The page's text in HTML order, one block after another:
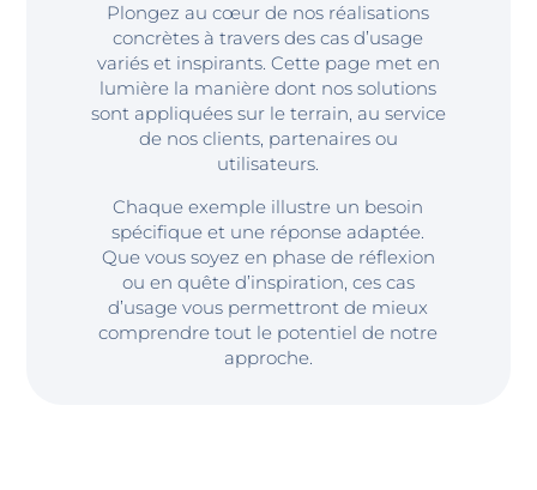
Plongez au cœur de nos réalisations
concrètes à travers des cas d’usage
variés et inspirants. Cette page met en
lumière la manière dont nos solutions
sont appliquées sur le terrain, au service
de nos clients, partenaires ou
utilisateurs.
Chaque exemple illustre un besoin
spécifique et une réponse adaptée.
Que vous soyez en phase de réflexion
ou en quête d’inspiration, ces cas
d’usage vous permettront de mieux
comprendre tout le potentiel de notre
approche.